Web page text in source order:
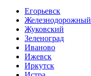
Егорьевск
Железнодорожный
Жуковский
Зеленоград
Иваново
Ижевск
Иркутск